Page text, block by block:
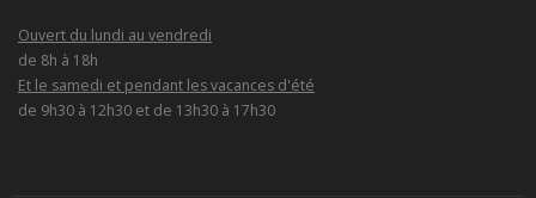
Ouvert du lundi au vendredi
de 8h à 18h
Et le samedi et pendant les vacances d'été
de 9h30 à 12h30 et de 13h30 à 17h30